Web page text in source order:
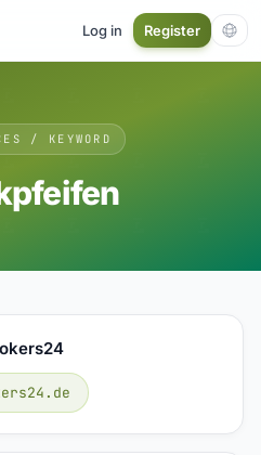
Log in Register
/ KEYWORD